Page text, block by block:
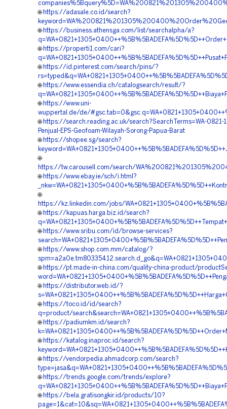
🌐 https://adasale.co.id/search?
🌐 https://business.athensga.com/list/searchalpha/a?
🌐 https://properti1.com/cari?
🌐 https://id.pinterest.com/search/pins/?
🌐 https://www.essendia.ch/catalogsearch/result/?
🌐 https://www.uni-
wuppertal.de/de/
🌐 https://search.reading.ac.uk/search?SearchTerms=WA-
Penjual-EPS-Geofoam-Wilayah-Sorong-Papua-Barat
🌐 https://shopee.sg/search?
🌐
https://tw.carousell.com/search/
🌐 https://www.ebay.ie/sch/i.html?
🌐
https://kz.linkedin.com/jobs/
🌐 https://kapuas.harga.biz.id/search?
🌐 https://www.sribu.com/id/browse-services?
🌐 https://www.shop.com.mm/catalog/?
🌐 https://pt.made-in-china.com/quality-china-product/
🌐 https://distributor.web.id/?
🌐 https://toco.id/id/search?
q=product/
🌐 https://padiumkm.id/search?
🌐 https://katalog.inaproc.id/search?
🌐 https://vendorpedia.ahmadcorp.com/search?
🌐 https://trends.google.com/trends/explore?
🌐 https://bela.gratisongkir.id/products/10?